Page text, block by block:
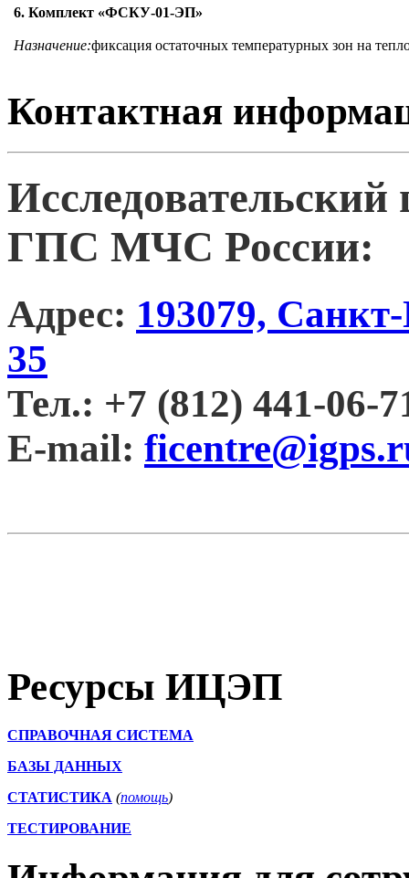
6. Комплект «ФСКУ-01-ЭП»
Назначение:фиксация остаточных температурных зон на
Контактная
ГПС МЧС России:
Адрес: 193079,
35
Тел.: +7 (812) 441-06-
E-mail:
Ресурсы ИЦЭП
СПРАВОЧНАЯ СИСТЕМА
БАЗЫ ДАННЫХ
СТАТИСТИКА (помощь)
ТЕСТИРОВАНИЕ